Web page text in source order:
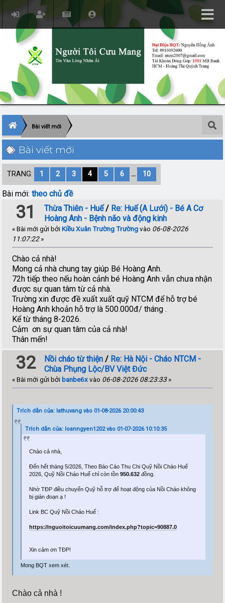
Bài viết mới
Bài viết mới
TRANG: 1 2 3 4 5 6 ... 10
Bài mới:theo chủ đề
31 Thừa Thiên - Huế/ Re: Huế (A Lưới) - Bé A Cơ
Hoàng Anh - Bệnh não và động kinh
« Bài mới gửi bởiKiều Xuân Trường Trường vào 06-08-2026
11:07:22»
Chào cả nhà!
Mong cả nhà chung tay giúp Bé Hoàng Anh.
72h tiếp theo nếu hoàn cảnh bé Hoàng Anh vẫn chưa nhận
được sự quan tâm từ cả nhà.
Trường xin được đề xuất xuất quỹ NTCM để hỗ trợ bé
Hoàng Anh khoản hỗ trợ là 500.000đ/ tháng .
Kể từ tháng 8-2026.
Cảm ơn sự quan tâm của cả nhà!
Thân mến!
32 Nồi cháo từ thiện / Re: Hà Nội - Cháo NTCM -
Chùa Phụng Lộc/BV Việt Đức
« Bài mới gửi bởi banbe6x vào 06-08-2026 08:23:33»
Trích dẫn của: lathuvang vào 01-08-2026 20:00:43
Trích dẫn của: loanngyen1202 vào 01-07-2026 10:10:35
Chào cả nhà,
Đến hết tháng 5/2026, Theo Báo Cáo Thu Chi Quỹ Nồi Cháo Huế
2026, Quỹ Nồi Cháo Huế chỉ còn tồn950.632 đồng.
Nhờ TĐP điều chuyển Quỹ hỗ trợ để hoạt động của Nồi Cháo không
bị gián đoạn ạ !
Link BC Quỹ Nồi Cháo Huế :
https://nguoitoicuumang.com/index.php?topic=90887.0
Xin cảm ơn TĐP!
Mong BQT xem xét.
Chào cả nhà !